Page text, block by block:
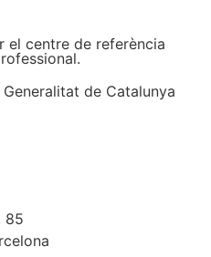
el centre de referència
de Catalunya
85